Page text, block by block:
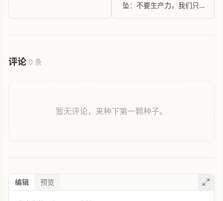
坠：不要生产力，我们只要
评论 0 条
暂无评论，来种下第一颗种子。
编辑 预览